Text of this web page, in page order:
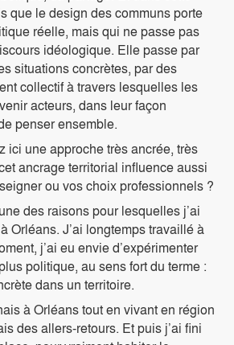
que le design des communs porte
réelle, mais qui ne passe pas
idéologique. Elle passe par
situations concrètes, par des
collectif à travers lesquelles les
acteurs, dans leur façon
penser ensemble.
ici une approche très ancrée, très
ancrage territorial influence aussi
ou vos choix professionnels ?
des raisons pour lesquelles j’ai
Orléans. J’ai longtemps travaillé à
j’ai eu envie d’expérimenter
politique, au sens fort du terme :
dans un territoire.
à Orléans tout en vivant en région
des allers-retours. Et puis j’ai fini